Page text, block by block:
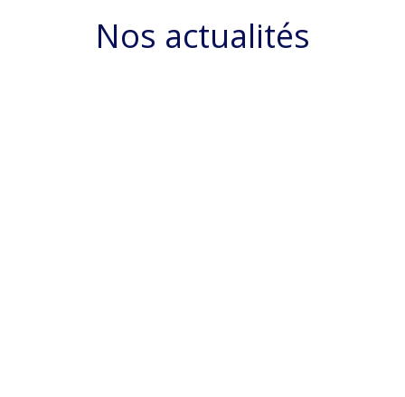
Nos actualités